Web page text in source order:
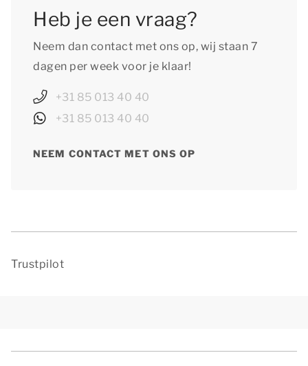
Heb je een vraag?
Neem dan contact met ons op, wij staan 7
dagen per week voor je klaar!
+31 85 013 40 40
+31 85 013 40 40
NEEM CONTACT MET ONS OP
Trustpilot